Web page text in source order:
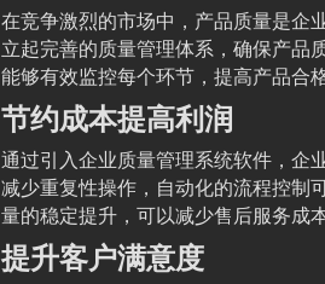
在竞争激烈的市场中，产品质量是企
立起完善的质量管理体系，确保产品
能够有效监控每个环节，提高产品合
节约成本提高利润
通过引入企业质量管理系统软件，企
减少重复性操作，自动化的流程控制
量的稳定提升，可以减少售后服务成
提升客户满意度